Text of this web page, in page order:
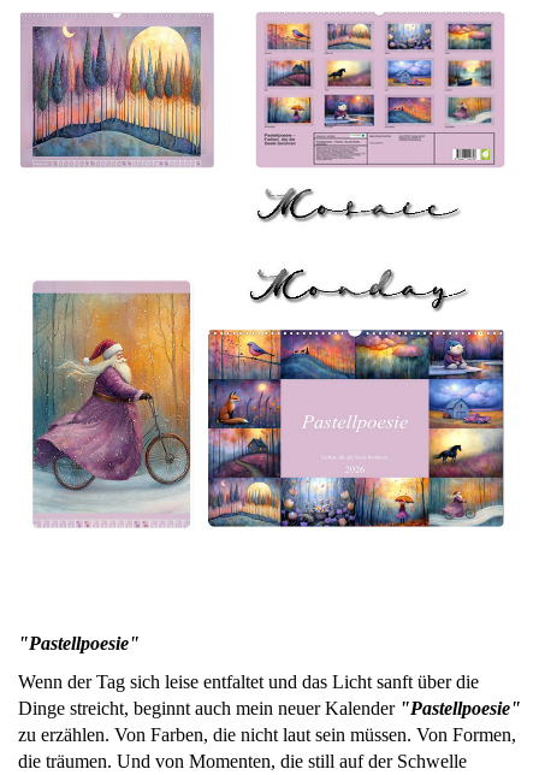
"Pastellpoesie"
Wenn der Tag sich leise entfaltet und das Licht sanft über die
Dinge streicht, beginnt auch mein neuer Kalender "Pastellpoesie"
zu erzählen. Von Farben, die nicht laut sein müssen. Von Formen,
die träumen. Und von Momenten, die still auf der Schwelle